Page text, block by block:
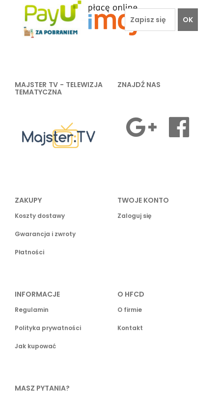
OK
MAJSTER TV - TELEWIZJA
TEMATYCZNA
ZNAJDŹ NAS
ZAKUPY
Koszty dostawy
Gwarancja i zwroty
Płatności
TWOJE KONTO
Zaloguj się
INFORMACJE
Regulamin
Polityka prywatności
Jak kupować
O HFCD
O firmie
Kontakt
MASZ PYTANIA?